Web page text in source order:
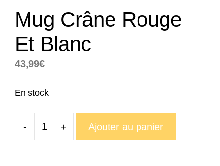
Mug Crâne Rouge
Et Blanc
43,99€
En stock
-
quantité
+ Ajouter au panier